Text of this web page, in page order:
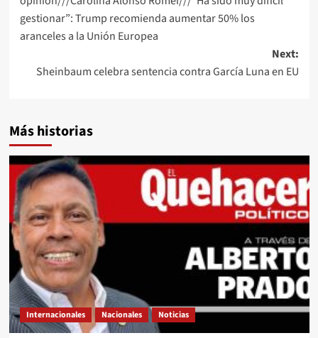
gestionar”: Trump recomienda aumentar 50% los
aranceles a la Unión Europea
Next:
Sheinbaum celebra sentencia contra García Luna en EU
Más historias
Internacionales Nacionales Noticias